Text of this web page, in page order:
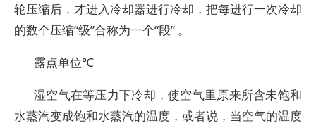
轮压缩后，才进入冷却器进行冷却，把每进行一次冷却
的数个压缩“级”合称为一个“段” 。
露点单位℃
湿空气在等压力下冷却，使空气里原来所含未饱和
水蒸汽变成饱和水蒸汽的温度，或者说，当空气的温度